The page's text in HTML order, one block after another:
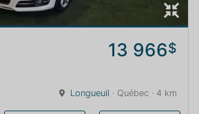
13 966$
Longueuil · Québec · 4 km